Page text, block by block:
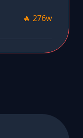
🔥 276w